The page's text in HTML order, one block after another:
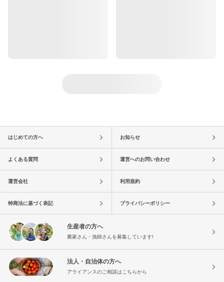
はじめての方へ お知らせ
よくある質問 運営へのお問い合わせ
運営会社 利用規約
特商法に基づく表記 プライバシーポリシー
生産者の方へ
農家さん・漁師さんを募集しています!
法人・自治体の方へ
アライアンスのご相談はこちらから